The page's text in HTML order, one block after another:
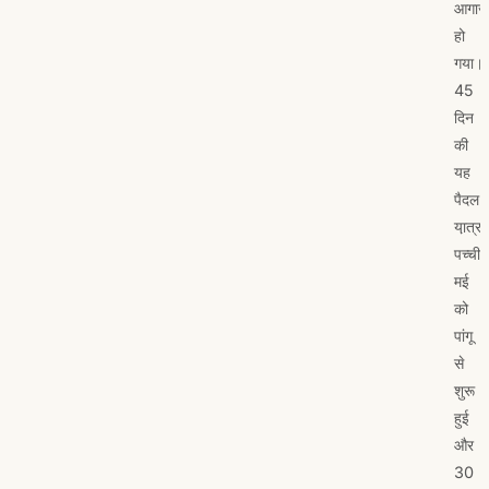
आगाज
हो
गया।
45
दिन
की
यह
पैदल
या़त्रा
पच्चीस
मई
को
पांगू
से
शुरू
हुई
और
30